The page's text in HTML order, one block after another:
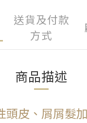
送貨及付款
方式
商品描述
頭皮、屑屑髮